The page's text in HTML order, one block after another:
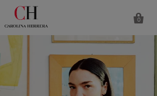
0